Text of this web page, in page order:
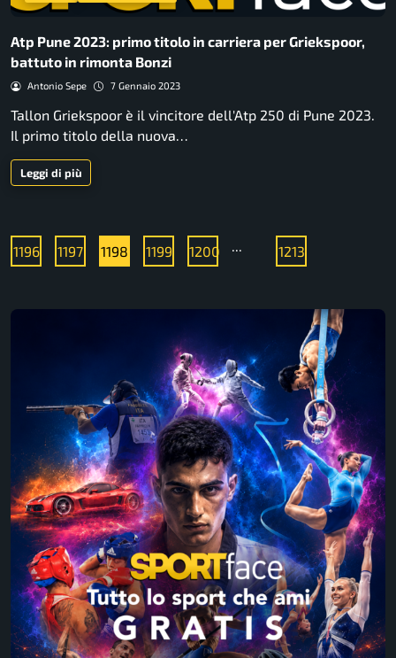
Atp Pune 2023: primo titolo in carriera per Griekspoor,
battuto in rimonta Bonzi
Antonio Sepe 7 Gennaio 2023
Tallon Griekspoor è il vincitore dell'Atp 250 di Pune 2023.
Il primo titolo della nuova…
Leggi di più
1196 1197 1198 1199 1200 1213